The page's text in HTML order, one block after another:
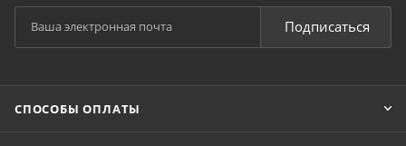
Подписаться
СПОСОБЫ ОПЛАТЫ